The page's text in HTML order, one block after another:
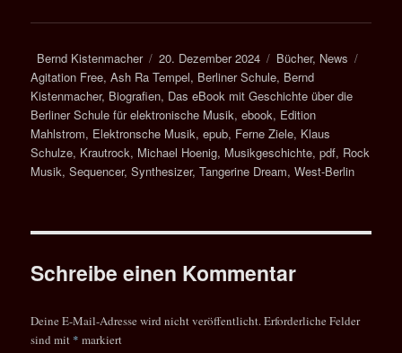
Autor
Bernd Kistenmacher
Veröffentlicht
am
20. Dezember 2024 Kategorien
Bücher, News
Agitation Free,Ash Ra Tempel, Berliner Schule, Bernd
Kistenmacher, Biografien, Das eBook mit Geschichte über die
Berliner Schule für elektronische Musik,ebook, Edition
Mahlstrom, Elektronsche Musik,epub, Ferne Ziele, Klaus
Schulze, Krautrock, Michael Hoenig, Musikgeschichte,pdf, Rock
Musik,Sequencer,Synthesizer,Tangerine Dream,West-Berlin
Schreibe einen Kommentar
Deine E-Mail-Adresse wird nicht veröffentlicht.Erforderliche Felder
sind mit * markiert